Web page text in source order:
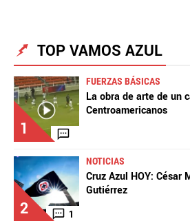
TOP VAMOS AZUL
1
FUERZAS BÁSICAS
La obra de arte de un
Centroamericanos
2 1
NOTICIAS
Cruz Azul HOY: César
Gutiérrez